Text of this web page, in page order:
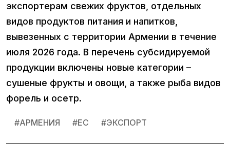
экспортерам свежих фруктов, отдельных
видов продуктов питания и напитков,
вывезенных с территории Армении в течение
июля 2026 года. В перечень субсидируемой
продукции включены новые категории –
сушеные фрукты и овощи, а также рыба видов
форель и осетр.
#АРМЕНИЯ #ЕС #ЭКСПОРТ